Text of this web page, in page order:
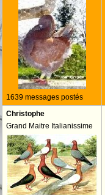
1639 messages postés
Christophe
Grand Maitre Italianissime